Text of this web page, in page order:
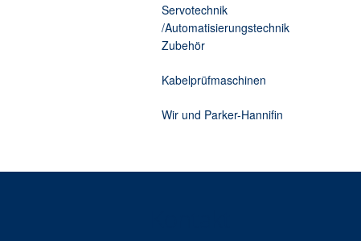
Servotechnik
/Automatisierungstechnik
Zubehör
Kabelprüfmaschinen
Wir und Parker-Hannifin